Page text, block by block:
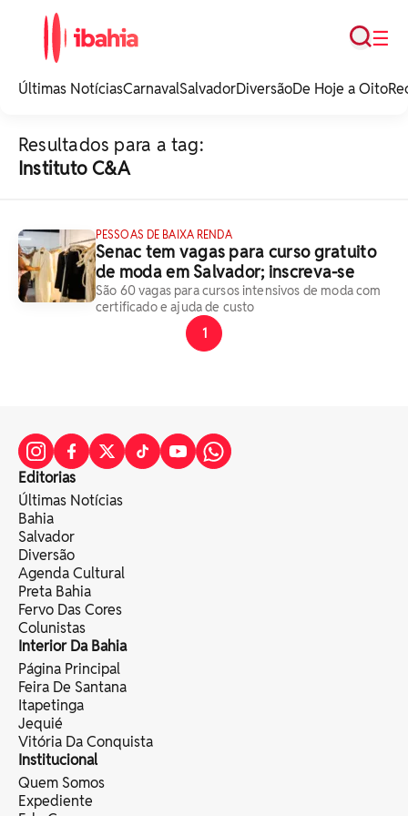
noticias e
☰
Busca
Últimas NotíciasCarnavalSalvadorDiversãoDe Hoje a Oito
Resultados para a tag:
Instituto C&A
PESSOAS DE BAIXA RENDA
Senac tem vagas para curso gratuito
de moda em Salvador; inscreva-se
São 60 vagas para cursos intensivos de moda com
certificado e ajuda de custo
1
Editorias
Últimas Notícias
Bahia
Salvador
Diversão
Agenda Cultural
Preta Bahia
Fervo Das Cores
Colunistas
Interior Da Bahia
Página Principal
Feira De Santana
Itapetinga
Jequié
Vitória Da Conquista
Institucional
Quem Somos
Expediente